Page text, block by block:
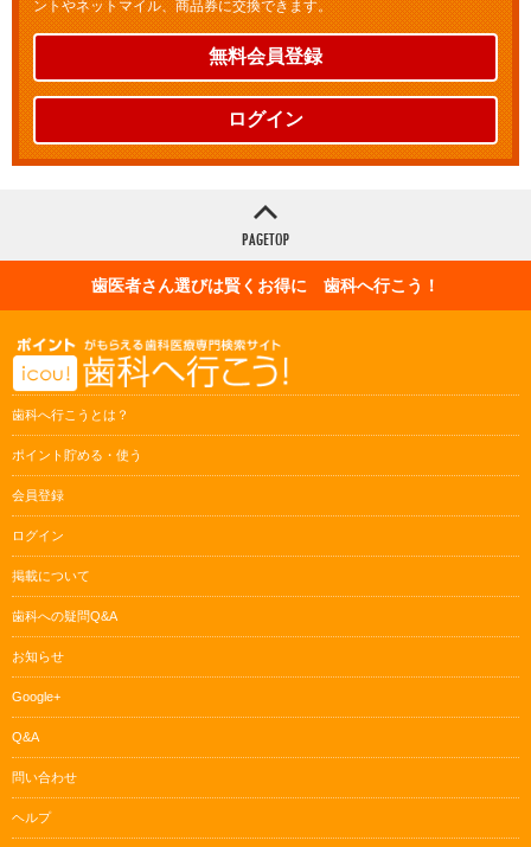
ントやネットマイル、商品券に交換できます。
無料会員登録
ログイン
歯医者さん選びは賢くお得に 歯科へ行こう！
歯科へ行こうとは？
ポイント貯める・使う
会員登録
ログイン
掲載について
歯科への疑問Q&A
お知らせ
Google+
Q&A
問い合わせ
ヘルプ